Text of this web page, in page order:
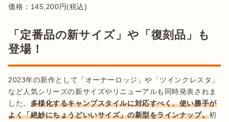
価格：145,200円(税込)
「定番品の新サイズ」や「復刻品」も
登場！
2023年の新作として「オーナーロッジ」や「ツインクレスタ」
など人気シリーズの新サイズやリニューアルも同時発表されま
した。 多様化するキャンプスタイルに対応すべく、使い勝手が
よく「絶妙にちょうどいいサイズ」の新型をラインナップ。初